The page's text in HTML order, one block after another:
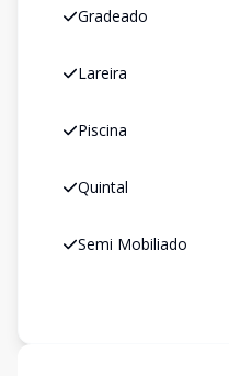
Gradeado
Lareira
Piscina
Quintal
Semi Mobiliado